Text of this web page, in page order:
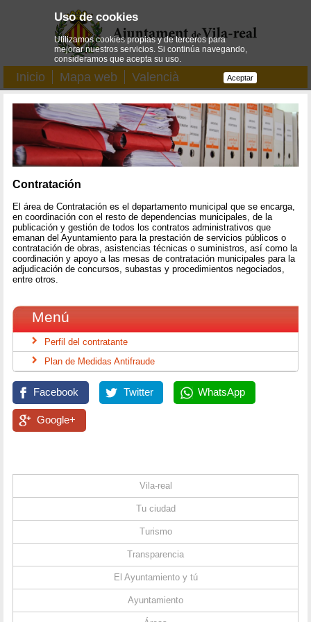
Inicio Mapa web Valencià
Contratación
El área de Contratación es el departamento municipal que se encarga,
en coordinación con el resto de dependencias municipales, de la
publicación y gestión de todos los contratos administrativos que
emanan del Ayuntamiento para la prestación de servicios públicos o
contratación de obras, asistencias técnicas o suministros, así como la
coordinación y apoyo a las mesas de contratación municipales para la
adjudicación de concursos, subastas y procedimientos negociados,
entre otros.
Menú
Perfil del contratante
Plan de Medidas Antifraude
Facebook Twitter WhatsApp
Google+
Vila-real
Tu ciudad
Turismo
Transparencia
El Ayuntamiento y tú
Ayuntamiento
Uso de cookies
Utilizamos cookies propias y de terceros para
mejorar nuestros servicios. Si continúa navegando,
consideramos que acepta su uso.
Aceptar